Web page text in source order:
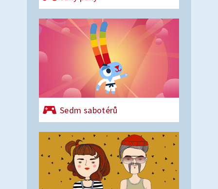
Sedm sabotérů